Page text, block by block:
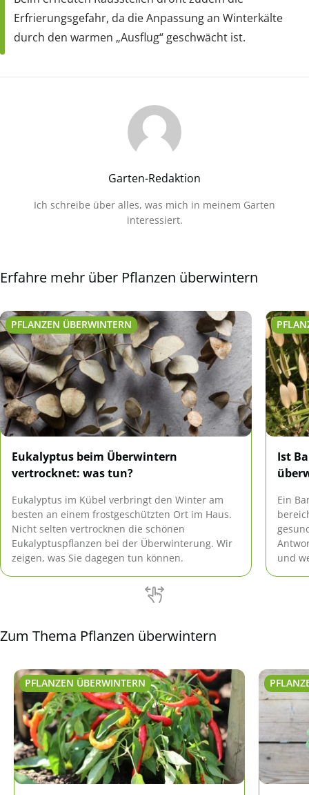
Erfrierungsgefahr, da die Anpassung an Winterkälte
durch den warmen „Ausflug“ geschwächt ist.
Garten-Redaktion
Ich schreibe über alles, was mich in meinem Garten
interessiert.
Erfahre mehr über Pflanzen überwintern
PFLANZEN ÜBERWINTERN
Eukalyptus beim Überwintern
vertrocknet: was tun?
Eukalyptus im Kübel verbringt den Winter am
besten an einem frostgeschützten Ort im Haus.
Nicht selten vertrocknen die schönen
Eukalyptuspflanzen bei der Überwinterung. Wir
zeigen, was Sie dagegen tun können.
Ist
Ein
und
Zum Thema Pflanzen überwintern
PFLANZEN ÜBERWINTERN